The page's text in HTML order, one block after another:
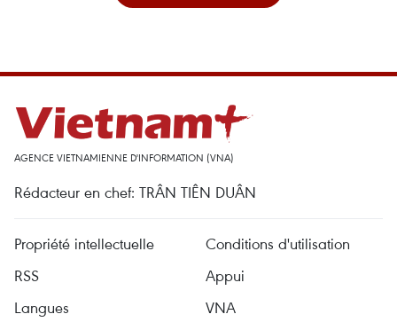
AGENCE VIETNAMIENNE D'INFORMATION (VNA)
Rédacteur en chef: TRÂN TIÊN DUÂN
Propriété intellectuelle
Conditions d'utilisation
RSS
Appui
Langues
VNA